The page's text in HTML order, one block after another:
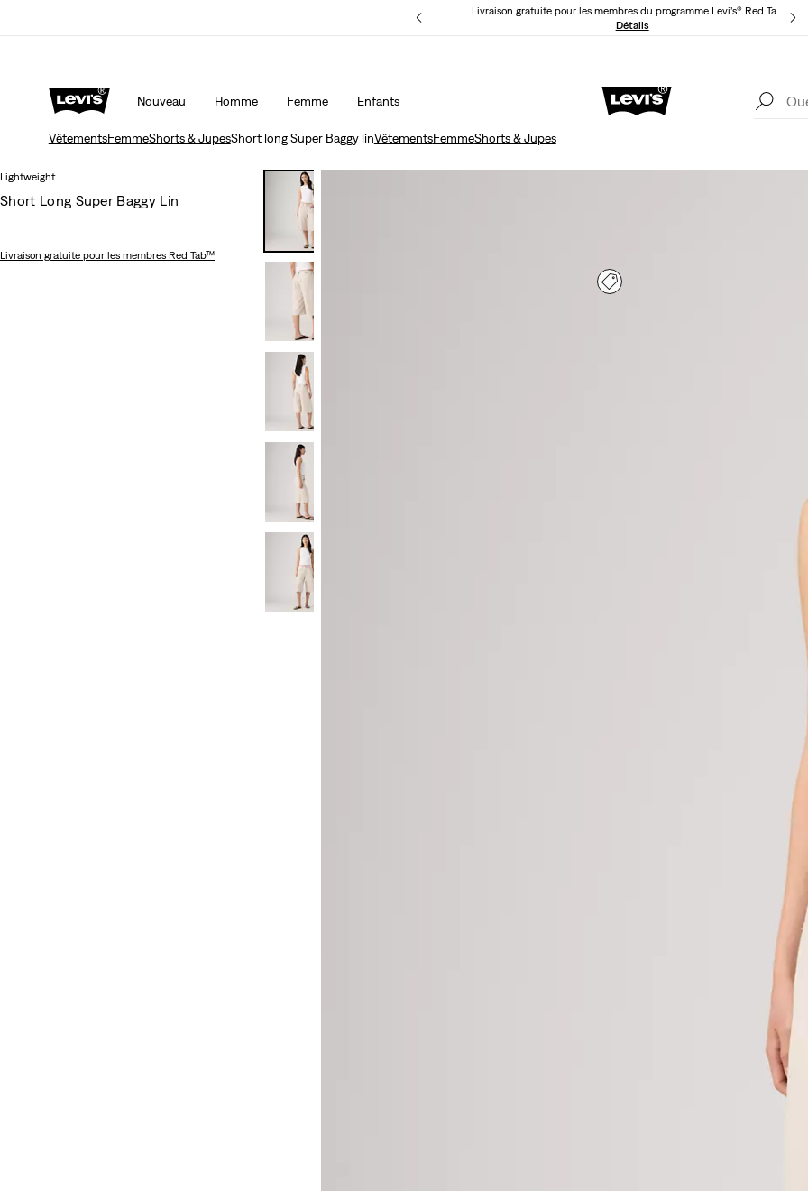
Livraison gratuite pour les membres du programme Levi’s® Red Tab™.
Détails
Nouveau Homme Femme Enfants
Unidays: Les étudiants bénéficient de -20%
VêtementsFemmeShorts & JupesShort long Super Baggy linVêtementsFemmeShorts & Jupes
Lightweight
Short Long Super Baggy Lin
Livraison gratuite pour les membres Red Tab™